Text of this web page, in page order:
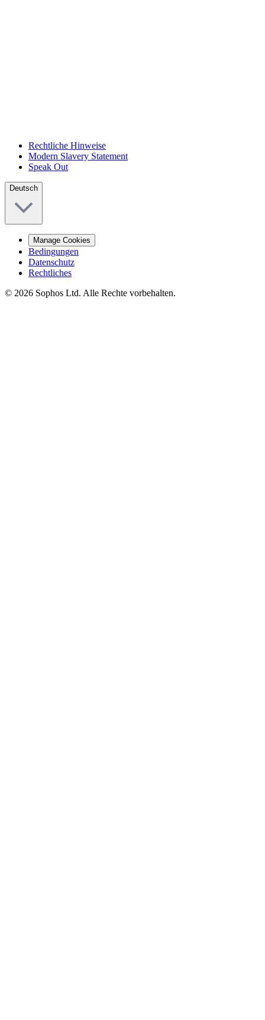
Rechtliche Hinweise
Modern Slavery Statement
Speak Out
Deutsch
Manage Cookies
Bedingungen
Datenschutz
Rechtliches
© 2026 Sophos Ltd. Alle Rechte vorbehalten.